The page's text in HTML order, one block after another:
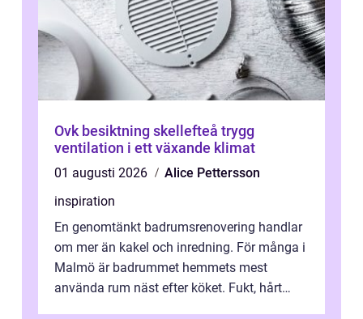
Ovk besiktning skellefteå trygg
ventilation i ett växande klimat
01 augusti 2026
Alice Pettersson
inspiration
En genomtänkt badrumsrenovering handlar
om mer än kakel och inredning. För många i
Malmö är badrummet hemmets mest
använda rum näst efter köket. Fukt, hårt